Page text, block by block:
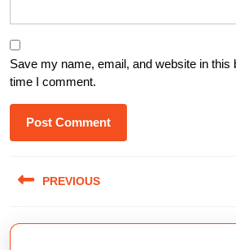
Save my name, email, and website in this
time I comment.
navigation
PREVIOUS